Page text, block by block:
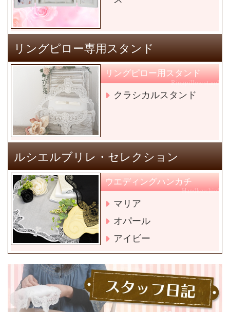
リングピロー専用スタンド
リングピロー用スタンド
Ringpillow stand
クラシカルスタンド
ルシエルブリレ・セレクション
ウエディングハンカチ
Handkerchief
マリア
オパール
アイビー